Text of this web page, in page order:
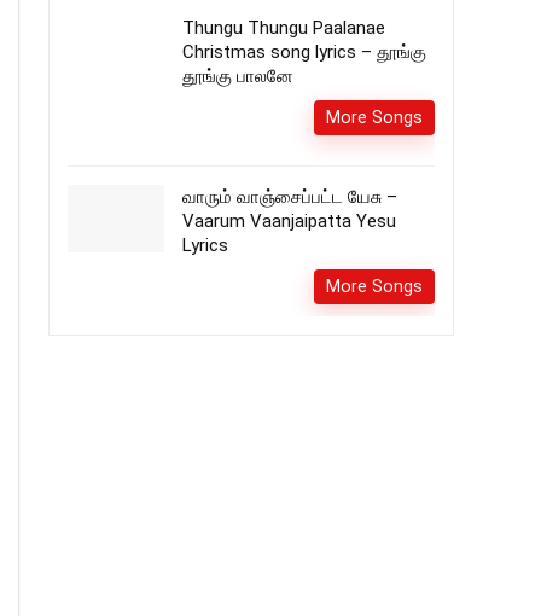
Thungu Thungu Paalanae
Christmas song lyrics – தூங்கு
தூங்கு பாலனே
More Songs
வாரும் வாஞ்சைப்பட்ட யேசு –
Vaarum Vaanjaipatta Yesu
Lyrics
More Songs